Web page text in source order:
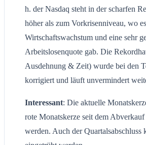
h. der Nasdaq steht in der scharfen
höher als zum Vorkrisenniveau, wo
Wirtschaftswachstum und eine sehr
Arbeitslosenquote gab. Die
Ausdehnung & Zeit) wurde bei den
korrigiert und läuft unvermindert
Interessant: Die aktuelle
rote Monatskerze seit dem
werden. Auch der Quartalsabschluss